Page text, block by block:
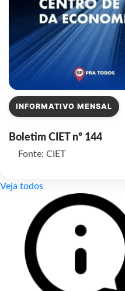
INFORMATIVO MENSAL
Boletim CIET nº 144
Fonte: CIET
Veja todos